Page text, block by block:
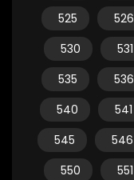
525
526
530
531
535
536
540
541
545
546
550
551